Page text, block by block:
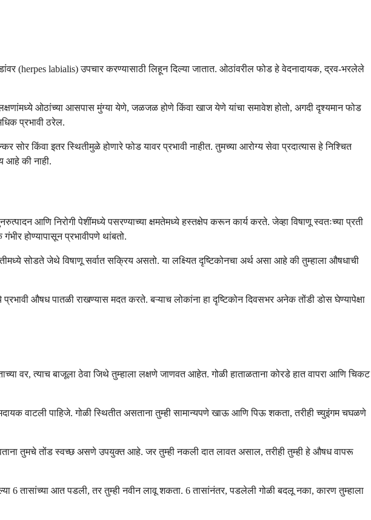
(herpes labialis) उपचार करण्यासाठी लिहून दिल्या जातात. ओठांवरील फोड हे वेदनादायक, द्रव-भरलेले
ओठांच्या आसपास मुंग्या येणे, जळजळ होणे किंवा खाज येणे यांचा समावेश होतो, अगदी दृश्यमान फोड
प्रभावी ठरेल.
सोर किंवा इतर स्थितीमुळे होणारे फोड यावर प्रभावी नाहीत. तुमच्या आरोग्य सेवा प्रदात्यास हे निश्चित
आहे की नाही.
आणि निरोगी पेशींमध्ये पसरण्याच्या क्षमतेमध्ये हस्तक्षेप करून कार्य करते. जेव्हा विषाणू स्वतःच्या प्रती
होण्यापासून प्रभावीपणे थांबतो.
सोडते जेथे विषाणू सर्वात सक्रिय असतो. या लक्ष्यित दृष्टिकोनचा अर्थ असा आहे की तुम्हाला औषधाची
औषध पातळी राखण्यास मदत करते. बऱ्याच लोकांना हा दृष्टिकोन दिवसभर अनेक तोंडी डोस घेण्यापेक्षा
वर, त्याच बाजूला ठेवा जिथे तुम्हाला लक्षणे जाणवत आहेत. गोळी हाताळताना कोरडे हात वापरा आणि चिकट
वाटली पाहिजे. गोळी स्थितीत असताना तुम्ही सामान्यपणे खाऊ आणि पिऊ शकता, तरीही च्युइंगम चघळणे
तुमचे तोंड स्वच्छ असणे उपयुक्त आहे. जर तुम्ही नकली दात लावत असाल, तरीही तुम्ही हे औषध वापरू
6 तासांच्या आत पडली, तर तुम्ही नवीन लावू शकता. 6 तासांनंतर, पडलेली गोळी बदलू नका, कारण तुम्हाला